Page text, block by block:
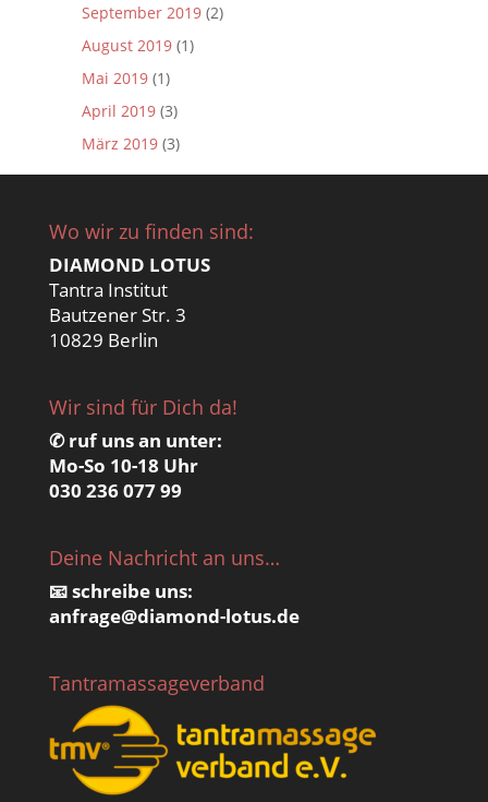
September 2019(2)
August 2019(1)
Mai 2019(1)
April 2019(3)
März 2019(3)
Wo wir zu finden sind:
DIAMOND LOTUS
Tantra Institut
Bautzener Str. 3
10829 Berlin
Wir sind für Dich da!
✆ ruf uns an unter:
Mo-So 10-18 Uhr
030 236 077 99
Deine Nachricht an uns…
📧 schreibe uns:
anfrage@diamond-lotus.de
Tantramassageverband